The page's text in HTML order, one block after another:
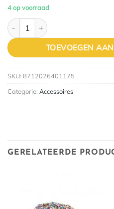
4 op voorraad
Weeklenzen Engel per paar
TOEVOEGEN
SKU: 8712026401175
Categorie: Accessoires
GERELATEERDE